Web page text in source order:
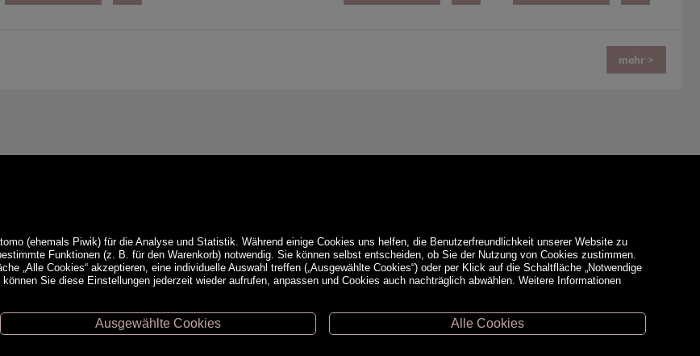
mehr >
Service
(ehemals Piwik) für die Analyse und Statistik. Während einige Cookies uns helfen, die Benutzerfreundlichkeit unserer Website zu
Funktionen (z. B. für den Warenkorb) notwendig. Sie können selbst entscheiden, ob Sie der Nutzung von Cookies zustimmen.
„Alle Cookies“ akzeptieren, eine individuelle Auswahl treffen („Ausgewählte Cookies“) oder per Klick auf die Schaltfläche „Notwendige
können Sie diese Einstellungen jederzeit wieder aufrufen, anpassen und Cookies auch nachträglich abwählen. Weitere Informationen
Ausgewählte Cookies Alle Cookies